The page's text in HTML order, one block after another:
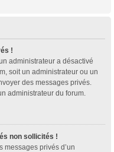
!
administrateur a désactivé
soit un administrateur ou un
des messages privés.
administrateur du forum.
non sollicités !
messages privés d’un